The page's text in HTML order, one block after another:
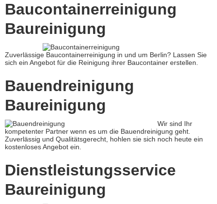
Baucontainerreinigung
Baureinigung
Zuverlässige Baucontainerreinigung in und um Berlin? Lassen Sie
sich ein Angebot für die Reinigung ihrer Baucontainer erstellen.
Bauendreinigung
Baureinigung
Wir sind Ihr
kompetenter Partner wenn es um die Bauendreinigung geht.
Zuverlässig und Qualitätsgerecht, hohlen sie sich noch heute ein
kostenloses Angebot ein.
Dienstleistungsservice
Baureinigung